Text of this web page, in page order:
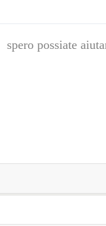
spero possiate